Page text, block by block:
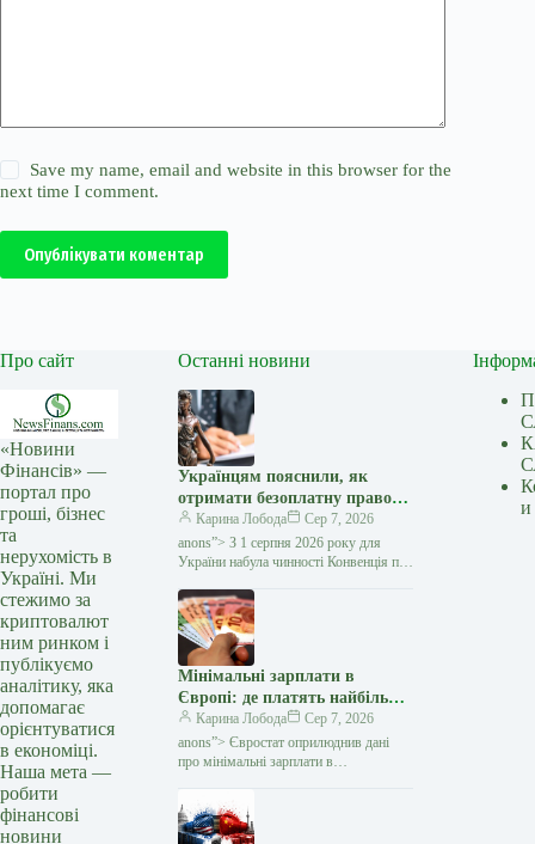
Save my name, email and website in this browser for the
next time I comment.
Опублікувати коментар
Про сайт
«Новини
Фінансів» —
портал про
гроші, бізнес
та
нерухомість в
Україні. Ми
стежимо за
криптовалют
ним ринком і
публікуємо
аналітику, яка
допомагає
орієнтуватися
в економіці.
Наша мета —
робити
фінансові
новини
Останні новини
Українцям пояснили, як
отримати безоплатну правову
допомогу за кордоном:
покрокова інструкція —
Мінфін
Карина Лобода
Сер 7, 2026
anons”> З 1 серпня 2026 року для
України набула чинності Конвенція про
укладена в рамках Гаазької
конференції з міжнародного…
Мінімальні зарплати в
Європі: де платять найбільше
та яке місце посідає Україна
— Мінфін
Карина Лобода
Сер 7, 2026
anons”> Євростат оприлюднив дані
про мінімальні зарплати в
29…
и